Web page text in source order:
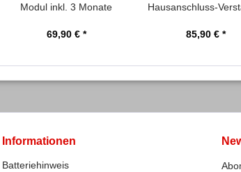
Modul inkl. 3 Monate
69,90 € *
Hausanschluss-
85,90 € *
Informationen
Batteriehinweis